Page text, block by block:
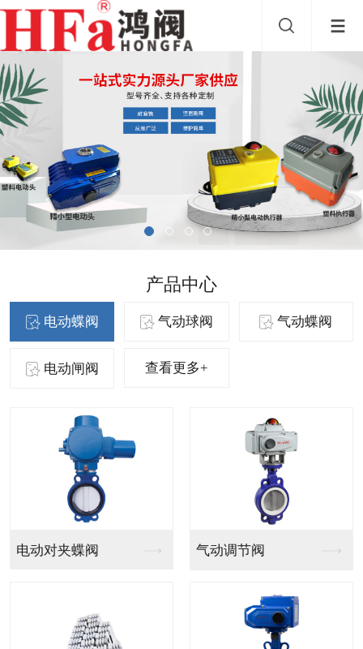
产品中心
电动蝶阀 气动球阀 气动蝶阀
电动闸阀 查看更多+
气动法兰球阀 气动PVC球阀